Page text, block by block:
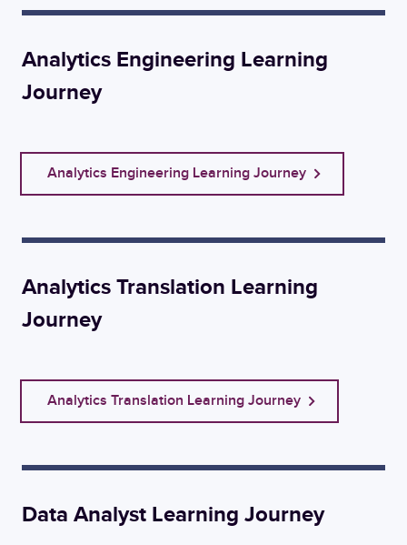
Analytics Engineering Learning
Journey
Analytics Engineering Learning Journey
Analytics Translation Learning
Journey
Analytics Translation Learning Journey
Data Analyst Learning Journey